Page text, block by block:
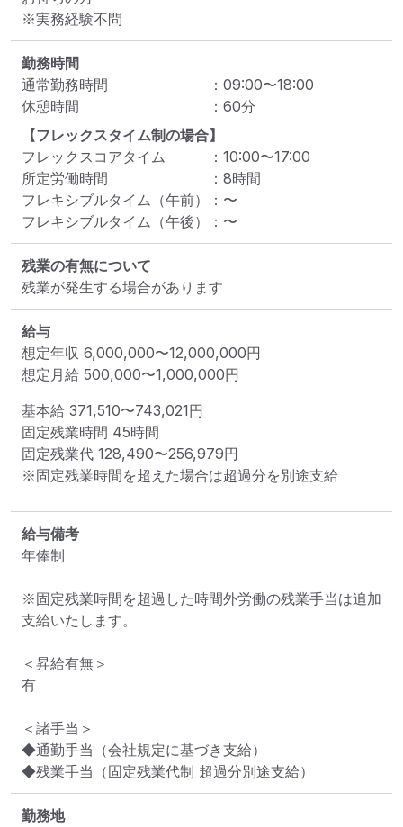
※実務経験不問
勤務時間
通常勤務時間
： 09:00〜18:00
休憩時間
： 60分
【フレックスタイム制の場合】
フレックスコアタイム
： 10:00〜17:00
所定労働時間
： 8時間
フレキシブルタイム（午前）
： 〜
フレキシブルタイム（午後）
： 〜
残業の有無について
残業が発生する場合があります
給与
想定年収 6,000,000〜12,000,000円
想定月給 500,000〜1,000,000円
基本給 371,510〜743,021円
固定残業時間 45時間
固定残業代 128,490〜256,979円
※固定残業時間を超えた場合は超過分を別途支給
給与備考
年俸制
※固定残業時間を超過した時間外労働の残業手当は追加
支給いたします。
＜昇給有無＞
有
＜諸手当＞
◆通勤手当（会社規定に基づき支給）
◆残業手当（固定残業代制 超過分別途支給）
勤務地